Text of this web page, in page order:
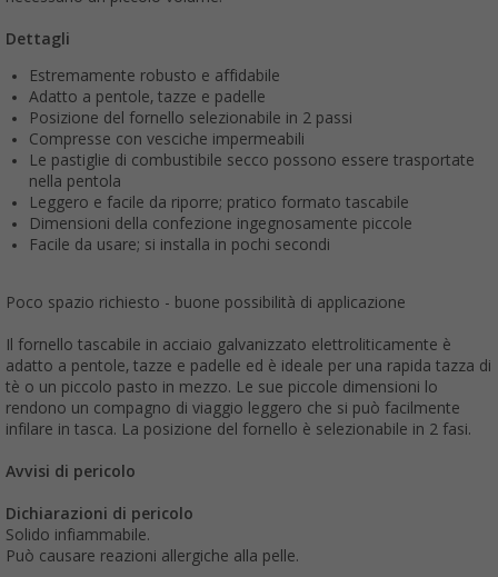
Dettagli
Estremamente robusto e affidabile
Adatto a pentole, tazze e padelle
Posizione del fornello selezionabile in 2 passi
Compresse con vesciche impermeabili
Le pastiglie di combustibile secco possono essere trasportate
nella pentola
Leggero e facile da riporre; pratico formato tascabile
Dimensioni della confezione ingegnosamente piccole
Facile da usare; si installa in pochi secondi
Poco spazio richiesto - buone possibilità di applicazione
Il fornello tascabile in acciaio galvanizzato elettroliticamente è
adatto a pentole, tazze e padelle ed è ideale per una rapida tazza di
tè o un piccolo pasto in mezzo. Le sue piccole dimensioni lo
rendono un compagno di viaggio leggero che si può facilmente
infilare in tasca. La posizione del fornello è selezionabile in 2 fasi.
Avvisi di pericolo
Dichiarazioni di pericolo
Solido infiammabile.
Può causare reazioni allergiche alla pelle.